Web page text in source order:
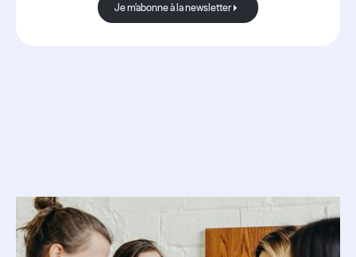
Je m'abonne à la newsletter
Je m'abonne à la newsletter